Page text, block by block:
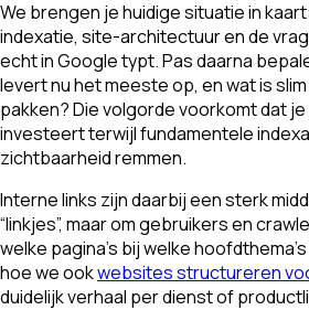
We brengen je huidige situatie in
indexatie, site-architectuur en de
echt in Google typt. Pas daarna
levert nu het meeste op, en wat is
pakken? Die volgorde voorkomt dat
investeert terwijl fundamentele
zichtbaarheid remmen.
Interne links zijn daarbij een sterk
“linkjes”, maar om gebruikers en
welke pagina’s bij welke
hoe we ookwebsites structureren
duidelijk verhaal per dienst of